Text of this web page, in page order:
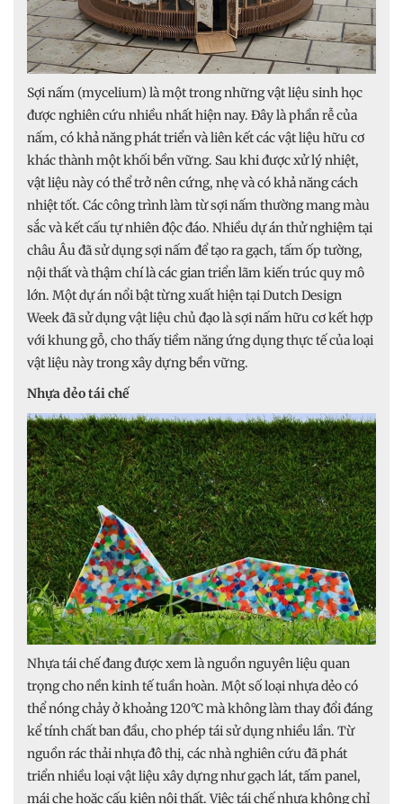
Sợi nấm (mycelium) là một trong những vật liệu sinh học
được nghiên cứu nhiều nhất hiện nay. Đây là phần rễ của
nấm, có khả năng phát triển và liên kết các vật liệu hữu cơ
khác thành một khối bền vững. Sau khi được xử lý nhiệt,
vật liệu này có thể trở nên cứng, nhẹ và có khả năng cách
nhiệt tốt. Các công trình làm từ sợi nấm thường mang màu
sắc và kết cấu tự nhiên độc đáo. Nhiều dự án thử nghiệm tại
châu Âu đã sử dụng sợi nấm để tạo ra gạch, tấm ốp tường,
nội thất và thậm chí là các gian triển lãm kiến trúc quy mô
lớn. Một dự án nổi bật từng xuất hiện tại Dutch Design
Week đã sử dụng vật liệu chủ đạo là sợi nấm hữu cơ kết hợp
với khung gỗ, cho thấy tiềm năng ứng dụng thực tế của loại
vật liệu này trong xây dựng bền vững.
Nhựa dẻo tái chế
Nhựa tái chế đang được xem là nguồn nguyên liệu quan
trọng cho nền kinh tế tuần hoàn. Một số loại nhựa dẻo có
thể nóng chảy ở khoảng 120°C mà không làm thay đổi đáng
kể tính chất ban đầu, cho phép tái sử dụng nhiều lần. Từ
nguồn rác thải nhựa đô thị, các nhà nghiên cứu đã phát
triển nhiều loại vật liệu xây dựng như gạch lát, tấm panel,
mái che hoặc cấu kiện nội thất. Việc tái chế nhựa không chỉ